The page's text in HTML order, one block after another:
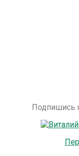
Подпишись